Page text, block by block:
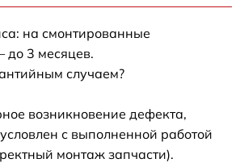
на смонтированные
3 месяцев.
случаем?
возникновение дефекта,
с выполненной работой
монтаж запчасти).